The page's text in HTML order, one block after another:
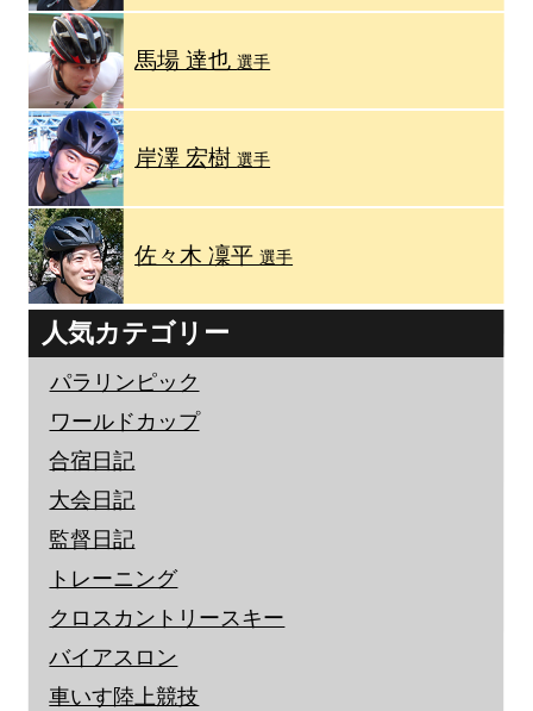
馬場 達也選手
岸澤 宏樹選手
佐々木 凜平選手
人気カテゴリー
パラリンピック
ワールドカップ
合宿日記
大会日記
監督日記
トレーニング
クロスカントリースキー
バイアスロン
車いす陸上競技